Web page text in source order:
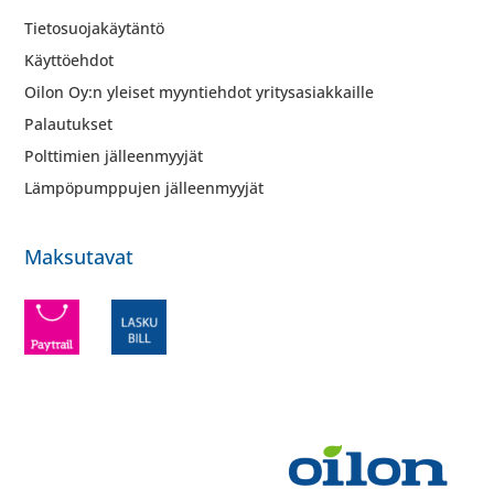
Tietosuojakäytäntö
Käyttöehdot
Oilon Oy:n yleiset myyntiehdot yritysasiakkaille
Palautukset
Polttimien jälleenmyyjät
Lämpöpumppujen jälleenmyyjät
Maksutavat